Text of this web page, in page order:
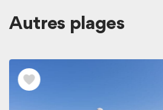
Autres plages